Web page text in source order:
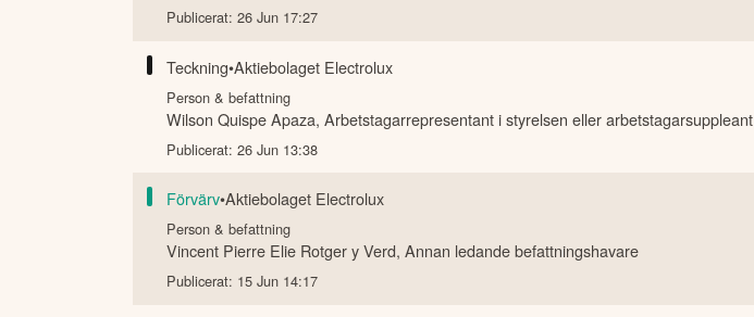
Publicerat: 26 Jun 17:27
Teckning•Aktiebolaget Electrolux
Person & befattning
Wilson Quispe Apaza, Arbetstagarrepresentant i styrelsen eller arbetstagarsuppleant
Publicerat: 26 Jun 13:38
Förvärv•Aktiebolaget Electrolux
Person & befattning
Vincent Pierre Elie Rotger y Verd, Annan ledande befattningshavare
Publicerat: 15 Jun 14:17